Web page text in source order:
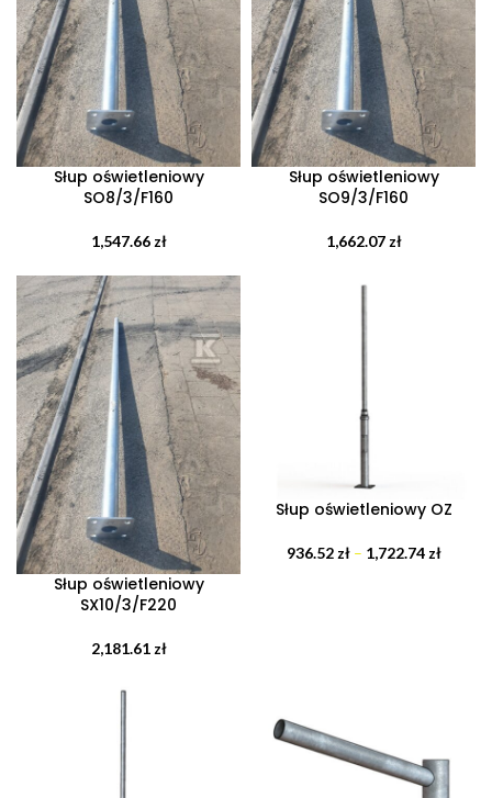
Słup oświetleniowy
SO8/3/F160
1,547.66 zł
Słup oświetleniowy
SO9/3/F160
1,662.07 zł
Słup oświetleniowy
SX10/3/F220
2,181.61 zł
Słup oświetleniowy OZ
936.52 zł– 1,722.74 zł